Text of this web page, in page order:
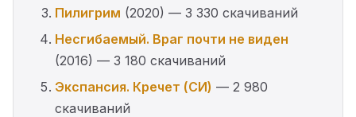
Пилигрим (2020) — 3 330 скачиваний
Несгибаемый. Враг почти не виден
(2016) — 3 180 скачиваний
Экспансия. Кречет (СИ) — 2 980
скачиваний